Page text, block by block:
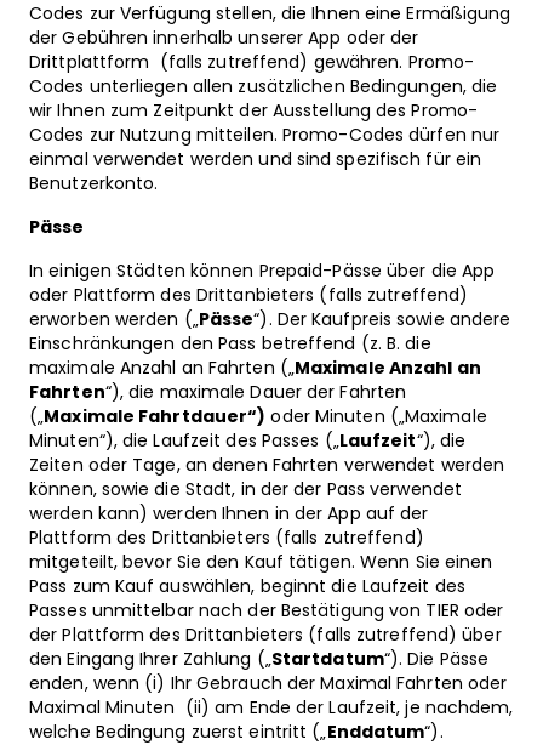
Codes zur Verfügung stellen, die Ihnen eine Ermäßigung
der Gebühren innerhalb unserer App oder der
Drittplattform (falls zutreffend) gewähren. Promo-
Codes unterliegen allen zusätzlichen Bedingungen, die
wir Ihnen zum Zeitpunkt der Ausstellung des Promo-
Codes zur Nutzung mitteilen. Promo-Codes dürfen nur
einmal verwendet werden und sind spezifisch für ein
Benutzerkonto.
Pässe
In einigen Städten können Prepaid-Pässe über die App
oder Plattform des Drittanbieters (falls zutreffend)
erworben werden („Pässe“). Der Kaufpreis sowie andere
Einschränkungen den Pass betreffend (z. B. die
maximale Anzahl an Fahrten („Maximale Anzahl an
Fahrten“), die maximale Dauer der Fahrten
(„Maximale Fahrtdauer“) oder Minuten („Maximale
Minuten“), die Laufzeit des Passes („Laufzeit“), die
Zeiten oder Tage, an denen Fahrten verwendet werden
können, sowie die Stadt, in der der Pass verwendet
werden kann) werden Ihnen in der App auf der
Plattform des Drittanbieters (falls zutreffend)
mitgeteilt, bevor Sie den Kauf tätigen. Wenn Sie einen
Pass zum Kauf auswählen, beginnt die Laufzeit des
Passes unmittelbar nach der Bestätigung von TIER oder
der Plattform des Drittanbieters (falls zutreffend) über
den Eingang Ihrer Zahlung („Startdatum“). Die Pässe
enden, wenn (i) Ihr Gebrauch der Maximal Fahrten oder
Maximal Minuten (ii) am Ende der Laufzeit, je nachdem,
welche Bedingung zuerst eintritt („Enddatum“).